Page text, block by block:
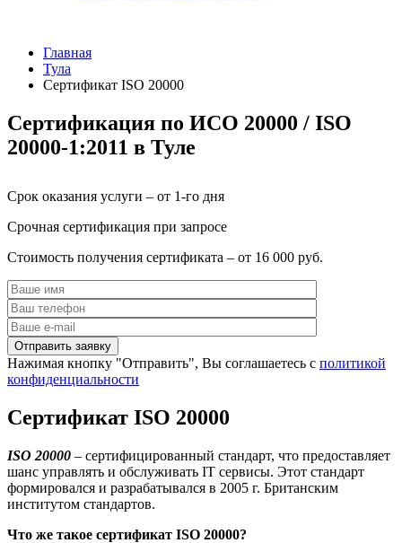
Главная
Тула
Сертификат ISO 20000
Сертификация по ИСО 20000 / ISO
20000-1:2011 в Туле
Срок оказания услуги – от 1-го дня
Срочная сертификация при запросе
Стоимость получения сертификата – от 16 000 руб.
Нажимая кнопку "Отправить", Вы соглашаетесь с политикой
конфиденциальности
Сертификат ISO 20000
ISO 20000 – сертифицированный стандарт, что предоставляет
шанс управлять и обслуживать IT сервисы. Этот стандарт
формировался и разрабатывался в 2005 г. Британским
институтом стандартов.
Что же такое сертификат ISO 20000?